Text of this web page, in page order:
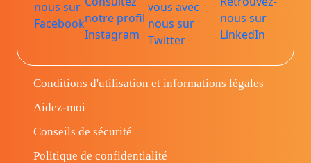
Conditions d'utilisation et informations légales
Aidez-moi
Conseils de sécurité
Politique de confidentialité